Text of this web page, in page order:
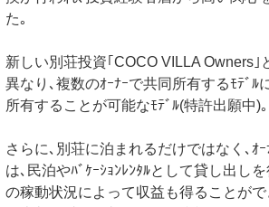
た｡
新しい別荘投資｢COCO VILLA Owners｣
異なり､複数のｵｰﾅｰで共同所有するﾓﾃﾞﾙ
所有することが可能なﾓﾃﾞﾙ(特許出願中)｡
さらに､別荘に泊まれるだけではなく､ｵ
は､民泊やﾊﾞｹｰｼｮﾝﾚﾝﾀﾙとして貸し出し
の稼動状況によって収益も得ることが